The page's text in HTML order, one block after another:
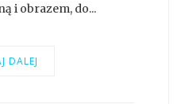
i obrazem, do...
DALEJ